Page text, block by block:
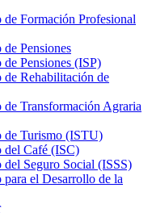
Formación Profesional
Pensiones
Pensiones (ISP)
de Rehabilitación de
Transformación Agraria
de Turismo (ISTU)
del Café (ISC)
Seguro Social (ISSS)
el Desarrollo de la